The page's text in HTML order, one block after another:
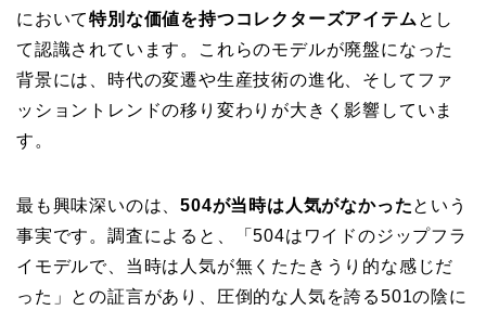
において特別な価値を持つコレクターズアイテム とし
て認識されています。これらのモデルが廃盤になった
背景には、時代の変遷や生産技術の進化、そしてファ
ッショントレンドの移り変わりが大きく影響していま
す。
最も興味深いのは、504が当時は人気がなかったという
事実です。調査によると、「504はワイドのジップフラ
イモデルで、当時は人気が無くたたきうり的な感じだ
った」との証言があり、圧倒的な人気を誇る501の陰に